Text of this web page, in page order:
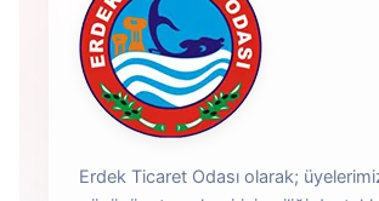
Erdek Ticaret Odası olarak;